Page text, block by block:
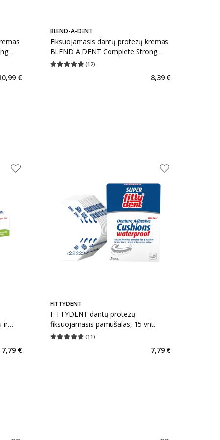
€
BLEND-A-DENT
Fiksuojamasis dantų protezų kremas
BLEND A DENT Complete Strong
Hold, No Flavor, 47 g
(12)
Vidutinis įvertinimas 4.92
8,39 €
ir
7,79 €
FITTYDENT
FITTYDENT dantų protezų
fiksuojamasis pamušalas, 15 vnt.
(11)
Vidutinis įvertinimas 5.00
7,79 €